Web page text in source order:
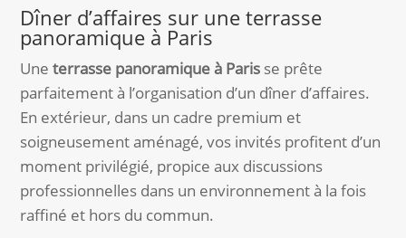
Dîner d’affaires sur une terrasse
panoramique à Paris
Uneterrasse panoramique à Paris se prête
parfaitement à l’organisation d’un dîner d’affaires.
En extérieur, dans un cadre premium et
soigneusement aménagé, vos invités profitent d’un
moment privilégié, propice aux discussions
professionnelles dans un environnement à la fois
raffiné et hors du commun.